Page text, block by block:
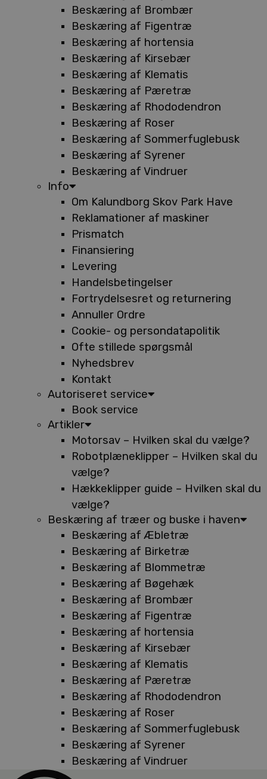
Beskæring af Brombær
Beskæring af Figentræ
Beskæring af hortensia
Beskæring af Kirsebær
Beskæring af Klematis
Beskæring af Pæretræ
Beskæring af Rhododendron
Beskæring af Roser
Beskæring af Sommerfuglebusk
Beskæring af Syrener
Beskæring af Vindruer
Info
Om Kalundborg Skov Park Have
Reklamationer af maskiner
Prismatch
Finansiering
Levering
Handelsbetingelser
Fortrydelsesret og returnering
Annuller Ordre
Cookie- og persondatapolitik
Ofte stillede spørgsmål
Nyhedsbrev
Kontakt
Autoriseret service
Book service
Artikler
Motorsav – Hvilken skal du vælge?
Robotplæneklipper – Hvilken skal du
vælge?
Hækkeklipper guide – Hvilken skal du
vælge?
Beskæring af træer og buske i haven
Beskæring af Æbletræ
Beskæring af Birketræ
Beskæring af Blommetræ
Beskæring af Bøgehæk
Beskæring af Brombær
Beskæring af Figentræ
Beskæring af hortensia
Beskæring af Kirsebær
Beskæring af Klematis
Beskæring af Pæretræ
Beskæring af Rhododendron
Beskæring af Roser
Beskæring af Sommerfuglebusk
Beskæring af Syrener
Beskæring af Vindruer